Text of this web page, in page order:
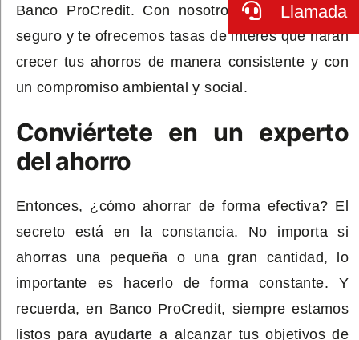
Banco ProCredit. Con nosotros, tu dinero está
seguro y te ofrecemos tasas de interés que harán
crecer tus ahorros de manera consistente y con
un compromiso ambiental y social.
Conviértete en un experto
del ahorro
Entonces, ¿cómo ahorrar de forma efectiva? El
secreto está en la constancia. No importa si
ahorras una pequeña o una gran cantidad, lo
importante es hacerlo de forma constante. Y
recuerda, en Banco ProCredit, siempre estamos
listos para ayudarte a alcanzar tus objetivos de
Llamada